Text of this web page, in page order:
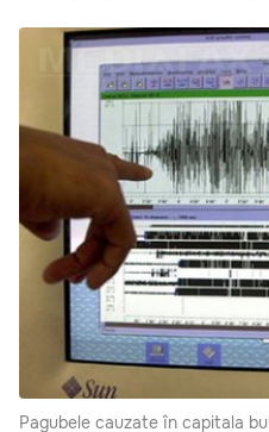
Pagubele cauzate în capitala